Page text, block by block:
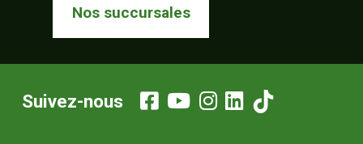
Nos succursales
Suivez-nous